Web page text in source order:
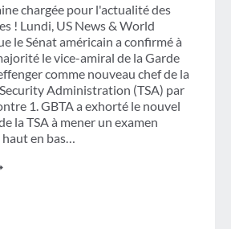
chargée pour l'actualité des
! Lundi, US News & World
le Sénat américain a confirmé à
le vice-amiral de la Garde
comme nouveau chef de la
Administration (TSA) par
1. GBTA a exhorté le nouvel
la TSA à mener un examen
en bas…